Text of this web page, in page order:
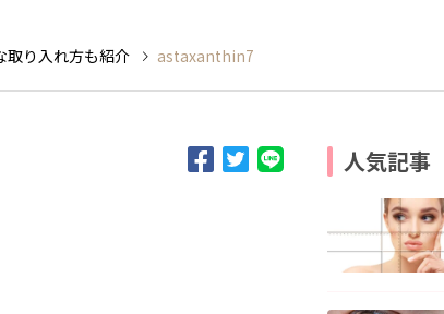
り入れ方も紹介 astaxanthin7
人気記事